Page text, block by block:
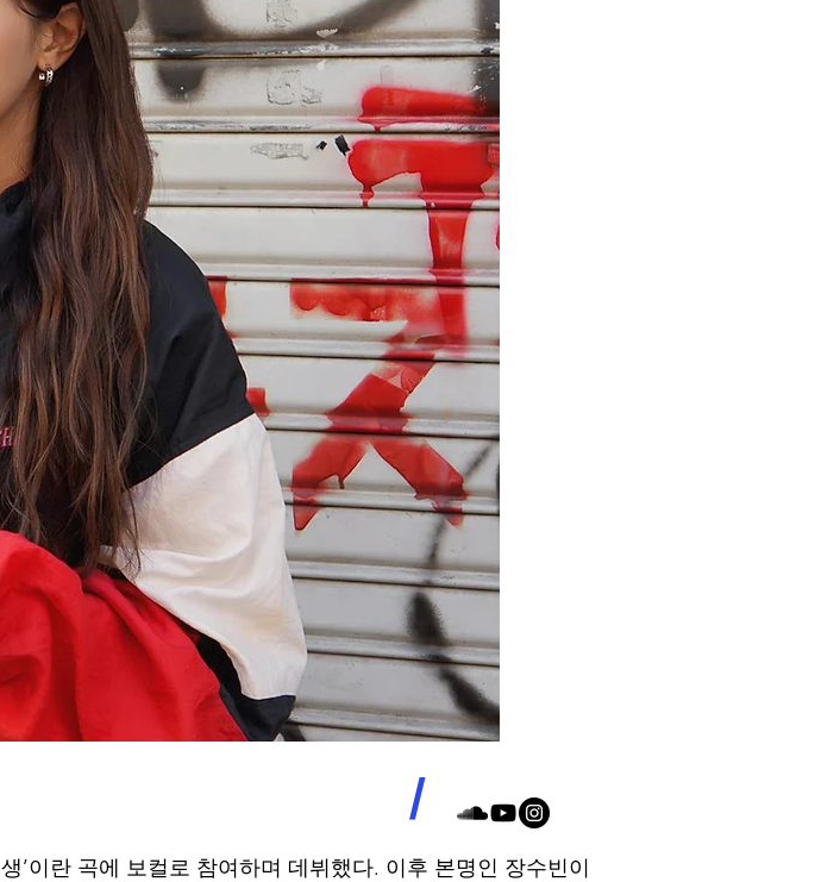
/
’이란 곡에 보컬로 참여하며 데뷔했다. 이후 본명인 장수빈이